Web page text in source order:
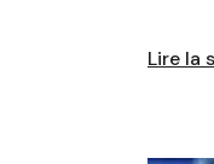
Lire la